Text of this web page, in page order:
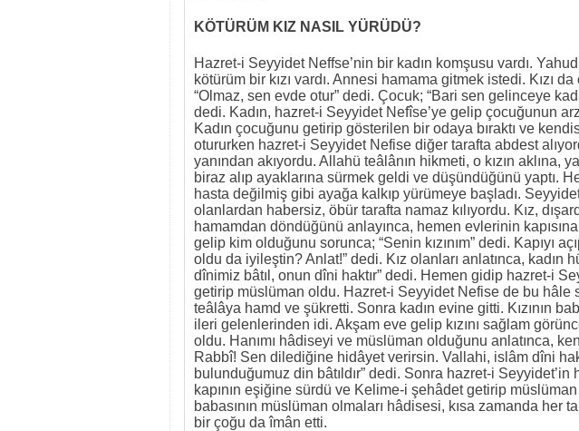
KÖTÜRÜM KIZ NASIL YÜRÜDÜ?
Hazret-i Seyyidet Neffse’nin bir kadın komşusu vardı.
kötürüm bir kızı vardı. Annesi hamama gitmek istedi. Kızı
“Olmaz, sen evde otur” dedi. Çocuk; “Bari sen gelinceye
dedi. Kadın, hazret-i Seyyidet Nefîse’ye gelip çocuğunun
Kadın çocuğunu getirip gösterilen bir odaya bıraktı ve
otururken hazret-i Seyyidet Nefise diğer tarafta abdest
yanından akıyordu. Allahü teâlânın hikmeti, o kızın aklına,
biraz alıp ayaklarına sürmek geldi ve düşündüğünü yaptı.
hasta değilmiş gibi ayağa kalkıp yürümeye başladı.
olanlardan habersiz, öbür tarafta namaz kılıyordu. Kız,
hamamdan döndüğünü anlayınca, hemen evlerinin kapısına
gelip kim olduğunu sorunca; “Senin kızınım” dedi. Kapıyı
oldu da iyileştin? Anlat!” dedi. Kız olanları anlatınca, kadın
dînimiz bâtıl, onun dîni haktır” dedi. Hemen gidip hazret-i
getirip müslüman oldu. Hazret-i Seyyidet Nefise de bu hâle
teâlâya hamd ve şükretti. Sonra kadın evine gitti. Kızının
ileri gelenlerinden idi. Akşam eve gelip kızını sağlam
oldu. Hanımı hâdiseyi ve müslüman olduğunu anlatınca,
Rabbî! Sen dilediğine hidâyet verirsin. Vallahi, islâm dîni
bulunduğumuz din bâtıldır” dedi. Sonra hazret-i
kapının eşiğine sürdü ve Kelime-i şehâdet getirip
babasının müslüman olmaları hâdisesi, kısa zamanda her
bir çoğu da îmân etti.